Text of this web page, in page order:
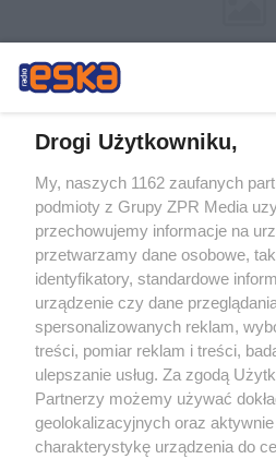
Żaden utwór zamieszczony w serwisie
rozpowszechniany lub dalej
tym także elektroniczny lub
eksploatacji w jakiejkolwiek formie,
Internecie bez pisemnej zgody
wykorzystanie utworów w całości lub w
tzn. bez właściwej zgody, jest
ścigane prawnie.
Drogi Użytkowniku,
My, naszych 1162 zaufanych
podmioty z Grupy ZPR Media
przechowujemy informacje na
przetwarzamy dane osobowe,
identyfikatory, standardowe
urządzenie czy dane
spersonalizowanych reklam,
treści, pomiar reklam i treści,
ulepszanie usług. Za zgodą
Partnerzy możemy używać
geolokalizacyjnych oraz
charakterystykę urządzenia do